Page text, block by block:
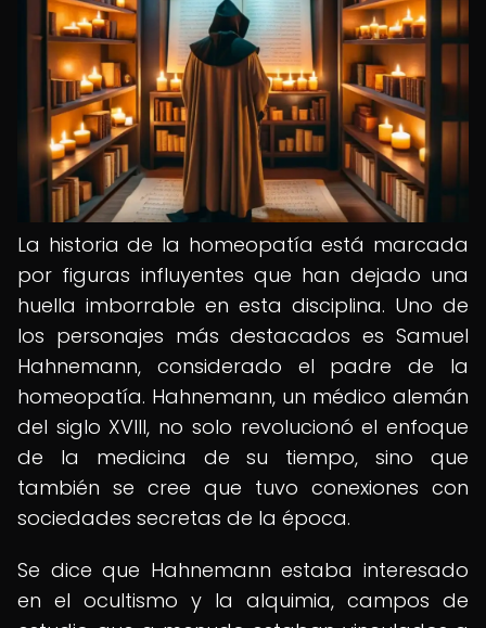
La historia de la homeopatía está marcada
por figuras influyentes que han dejado una
huella imborrable en esta disciplina. Uno de
los personajes más destacados es Samuel
Hahnemann, considerado el padre de la
homeopatía. Hahnemann, un médico alemán
del siglo XVIII, no solo revolucionó el enfoque
de la medicina de su tiempo, sino que
también se cree que tuvo conexiones con
sociedades secretas de la época.
Se dice que Hahnemann estaba interesado
en el ocultismo y la alquimia, campos de